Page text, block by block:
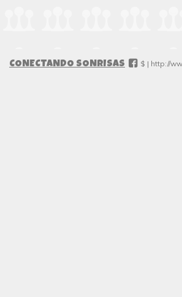
CONECTANDO SONRISAS # $ | http://